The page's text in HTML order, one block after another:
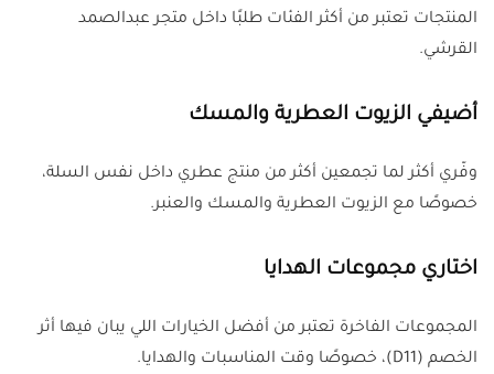
المنتجات تعتبر من أكثر الفئات طلبًا داخل متجر عبدالصمد
القرشي.
أضيفي الزيوت العطرية والمسك
وفّري أكثر لما تجمعين أكثر من منتج عطري داخل نفس السلة،
خصوصًا مع الزيوت العطرية والمسك والعنبر.
اختاري مجموعات الهدايا
المجموعات الفاخرة تعتبر من أفضل الخيارات اللي يبان فيها أثر
الخصم (D11)، خصوصًا وقت المناسبات والهدايا.